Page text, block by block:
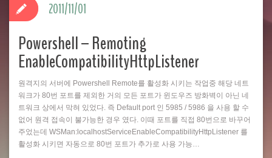
Powershell – Remoting
EnableCompatibilityHttpListener
원격지의 서버에 Powershell Remote를 활성화 시키는 작업중 해당 네트
워크가 80번 포트를 제외한 거의 모든 포트가 윈도우즈 방화벽이 아닌 네
트워크 상에서 막혀 있었다. 즉 Default port 인 5985 / 5986 을 사용 할 수
없어 원격 접속이 불가능한 경우 였다. 이때 포트를 직접 80번으로 바꾸어
주었는데 WSMan:localhostServiceEnableCompatibilityHttpListener 를
활성화 시키면 자동으로 80번 포트가 추가로 사용 가능…
2011/11/01